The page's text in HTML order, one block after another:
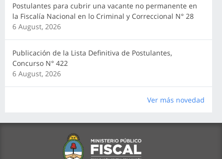
Postulantes para cubrir una vacante no permanente en
la Fiscalía Nacional en lo Criminal y Correccional N° 28
6 August, 2026
Publicación de la Lista Definitiva de Postulantes,
Concurso N° 422
6 August, 2026
Ver más novedad